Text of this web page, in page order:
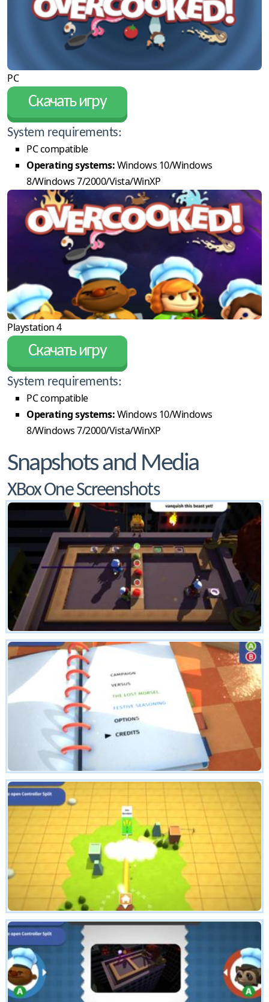
PC
Скачать игру
System requirements:
PC compatible
Operating systems:Windows 10/Windows
8/Windows 7/2000/Vista/WinXP
Playstation 4
Скачать игру
System requirements:
PC compatible
Operating systems:Windows 10/Windows
8/Windows 7/2000/Vista/WinXP
Snapshots and Media
XBox One Screenshots